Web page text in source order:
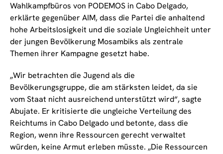
Wahlkampfbüros von PODEMOS in Cabo Delgado,
erklärte gegenüber AIM, dass die Partei die anhaltend
hohe Arbeitslosigkeit und die soziale Ungleichheit unter
der jungen Bevölkerung Mosambiks als zentrale
Themen ihrer Kampagne gesetzt habe.
„Wir betrachten die Jugend als die
Bevölkerungsgruppe, die am stärksten leidet, da sie
vom Staat nicht ausreichend unterstützt wird“, sagte
Abujate. Er kritisierte die ungleiche Verteilung des
Reichtums in Cabo Delgado und betonte, dass die
Region, wenn ihre Ressourcen gerecht verwaltet
würden, keine Armut erleben müsste. „Die Ressourcen